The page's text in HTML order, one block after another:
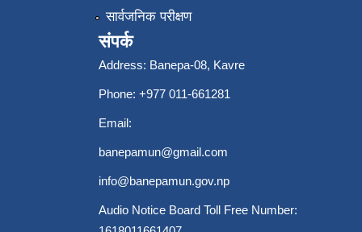
सार्वजनिक परीक्षण
संपर्क
Address: Banepa-08, Kavre
Phone: +977 011-661281
Email:
banepamun@gmail.com
info@banepamun.gov.np
Audio Notice Board Toll Free Number: